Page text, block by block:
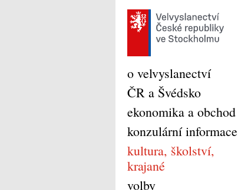
o velvyslanectví
ČR a Švédsko
ekonomika a obchod
konzulární informace
kultura, školství,
krajané
volby